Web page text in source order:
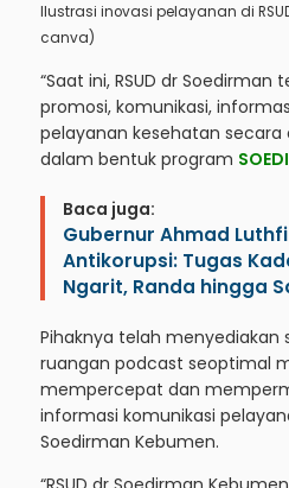
Ilustrasi inovasi pelayanan di
canva)
“Saat ini, RSUD dr
promosi, komunikasi,
pelayanan kesehatan secara
dalam bentuk program
Baca juga:
Gubernur Ahmad
Antikorupsi: Tugas
Ngarit, Randa hingga
Pihaknya telah menyediakan
ruangan podcast seoptimal
mempercepat dan
informasi komunikasi
Soedirman Kebumen.